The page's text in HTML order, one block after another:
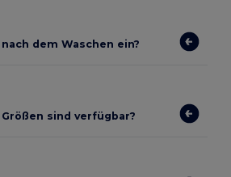
dem Waschen ein?
sind verfügbar?